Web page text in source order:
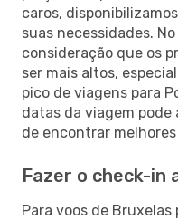
caros,
suas necessidades.
consideração que os
ser mais altos,
pico de viagens para
datas da viagem
de encontrar
Fazer o check-in
Para voos de